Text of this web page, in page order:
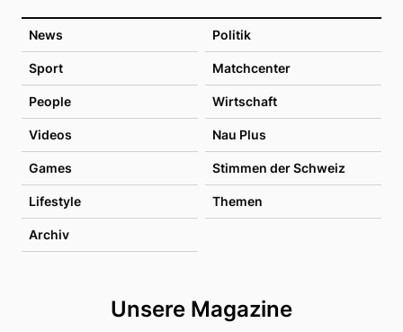
News Politik
Sport Matchcenter
People Wirtschaft
Videos Nau Plus
Games Stimmen der Schweiz
Lifestyle Themen
Archiv
Unsere Magazine